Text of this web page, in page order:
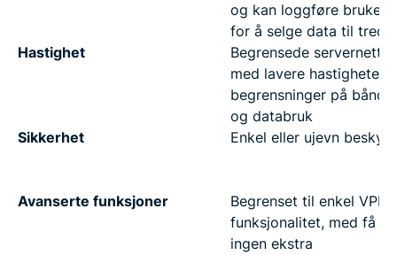
og kan loggføre
for å selge data til
Hastighet
Begrensede
med lavere hastigheter
begrensninger på
og databruk
Sikkerhet
Enkel eller ujevn
Avanserte funksjoner
Begrenset til enkel VPN-
funksjonalitet, med få
ingen ekstra